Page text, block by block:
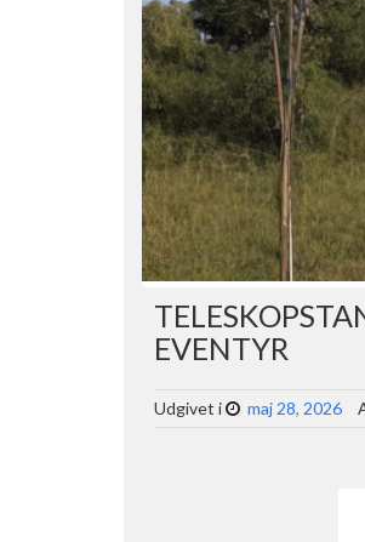
EVENTYR
Udgivet i maj 28, 2026